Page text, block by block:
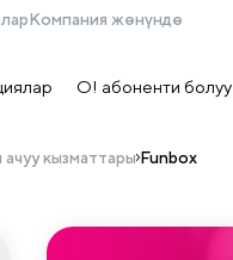
Компания жөнүндө
О! абоненти болуу
кызматтары Funbox